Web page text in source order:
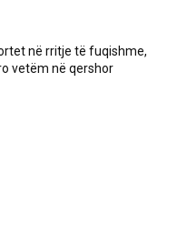
në rritje të fuqishme,
vetëm në qershor